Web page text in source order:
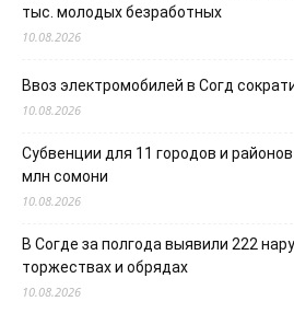
тыс. молодых безработных
10.08.2026
Ввоз электромобилей в Согд
10.08.2026
Субвенции для 11 городов и
млн сомони
10.08.2026
В Согде за полгода выявили 222
торжествах и обрядах
10.08.2026